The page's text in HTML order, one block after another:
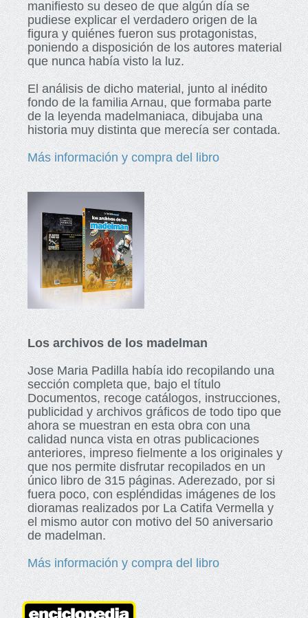
manifiesto su deseo de que algún día se
pudiese explicar el verdadero origen de la
figura y quiénes fueron sus protagonistas,
poniendo a disposición de los autores material
que nunca había visto la luz.
El análisis de dicho material, junto al inédito
fondo de la familia Arnau, que formaba parte
de la leyenda madelmaniaca, dibujaba una
historia muy distinta que merecía ser contada.
Más información y compra del libro
Los archivos de los madelman
Jose Maria Padilla había ido recopilando una
sección completa que, bajo el título
Documentos, recoge catálogos, instrucciones,
publicidad y archivos gráficos de todo tipo que
ahora se muestran en esta obra con una
calidad nunca vista en otras publicaciones
anteriores, impreso fielmente a los originales y
que nos permite disfrutar recopilados en un
único libro de 315 páginas. Aderezado, por si
fuera poco, con espléndidas imágenes de los
dioramas realizados por La Catifa Vermella y
el mismo autor con motivo del 50 aniversario
de madelman.
Más información y compra del libro